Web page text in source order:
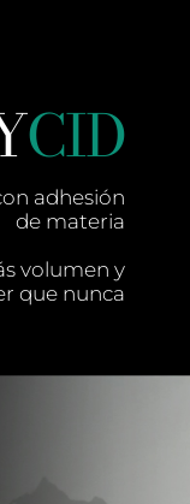
CID
adhesión
de materia
volumen y
que nunca